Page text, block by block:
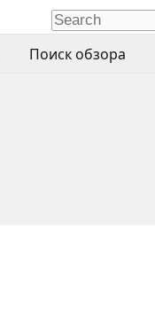
Поиск обзора